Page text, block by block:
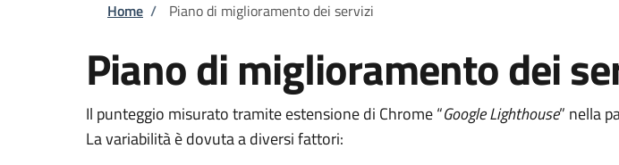
Briciole di pane
Home / Piano di miglioramento dei servizi
Piano di miglioramento dei
Il punteggio misurato tramite estensione di Chrome “Google Lighthouse” nella
La variabilità è dovuta a diversi fattori: